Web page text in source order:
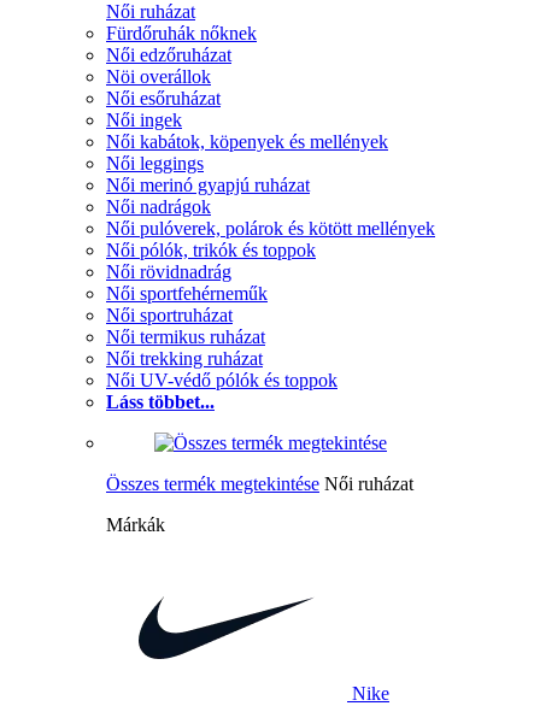
Női ruházat
Fürdőruhák nőknek
Női edzőruházat
Nöi overállok
Női esőruházat
Női ingek
Női kabátok, köpenyek és mellények
Női leggings
Női merinó gyapjú ruházat
Női nadrágok
Női pulóverek, polárok és kötött mellények
Női pólók, trikók és toppok
Női rövidnadrág
Női sportfehérneműk
Női sportruházat
Női termikus ruházat
Női trekking ruházat
Női UV-védő pólók és toppok
Láss többet...
Összes termék megtekintése Női ruházat
Márkák
Nike